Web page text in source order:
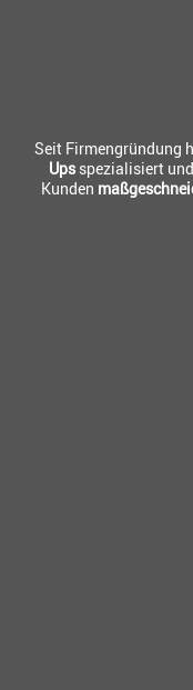
Seit Firmengründung
Ups spezialisiert
Kunden